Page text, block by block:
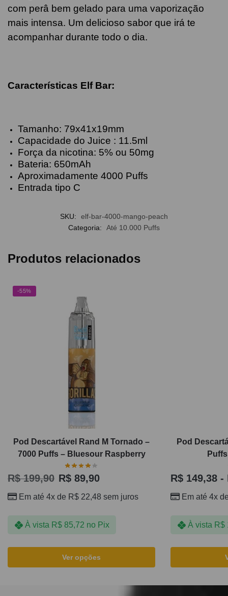
com perâ bem gelado para uma vaporização
mais intensa. Um delicioso sabor que irá te
acompanhar durante todo o dia.
Características Elf Bar:
Tamanho: 79x41x19mm
Capacidade do Juice : 11.5ml
Força da nicotina: 5% ou 50mg
Bateria: 650mAh
Aproximadamente 4000 Puffs
Entrada tipo C
SKU:
elf-bar-4000-mango-peach
Categoria:
Até 10.000 Puffs
Produtos relacionados
-55%
Pod Descartável Rand M Tornado –
7000 Puffs – Bluesour Raspberry
R$199,90 R$ 89,90
Em até 4x de R$ 22,48 sem juros
À vista R$85,72 no Pix
Ver opções
Pod
R$ 149,38 -
Em até 4x
À vista R$